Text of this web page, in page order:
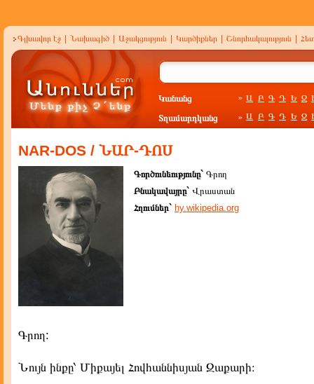
Գլխավոր էջ Նախագիծ Աջակցություն Կարծիքներ Շնորհակալություն
Կանանց » Ա Բ Գ Դ Ե Զ
Տղամարդկանց » Ա Բ Գ Դ Ե Զ
NAR-DOS / ՆԱՐ-ԴՈՍ
Գործունեությունը` Գրող
Բնակավայրը` Վրաստան
Հղումներ` hy.wikipedia.org
Գրող:
Նույն ինքը՝ Միքայել Հովհաննիսյան Զաքարի։